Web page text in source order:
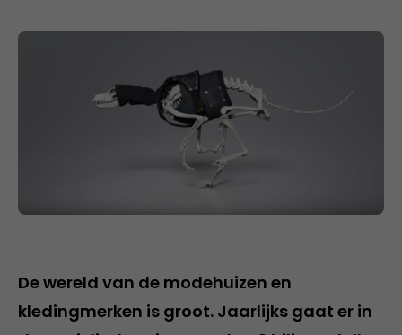
De wereld van de modehuizen en
kledingmerken is groot. Jaarlijks gaat er in